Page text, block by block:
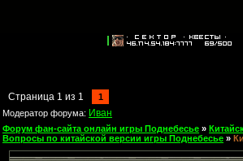
Страница 1 из 1
1
Модератор форума: Иван
Форум фан-сайта онлайн игры Поднебесье »
Вопросы по китайской версии игры Поднебесье »